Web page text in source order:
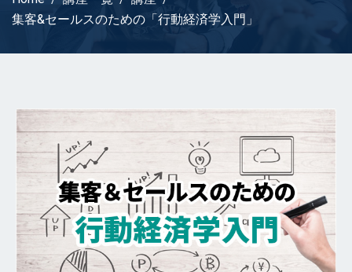
集客&セールスのための「行動経済学入門」